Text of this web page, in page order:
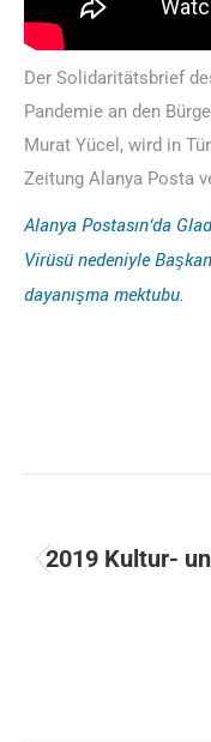
Der Solidaritätsbrief
Pandemie an den
Murat Yücel, wird in
Zeitung Alanya Posta
Alanya Postasın‘da
Virüsü nedeniyle
dayanışma mektubu.
2019 Kultur-